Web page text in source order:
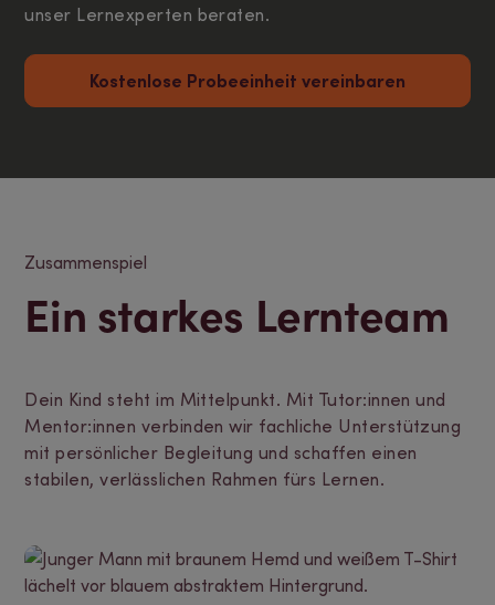
unser Lernexperten beraten.
Kostenlose Probeeinheit vereinbaren
Zusammenspiel
Ein starkes Lernteam
Dein Kind steht im Mittelpunkt. Mit Tutor:innen und
Mentor:innen verbinden wir fachliche Unterstützung
mit persönlicher Begleitung und schaffen einen
stabilen, verlässlichen Rahmen fürs Lernen.